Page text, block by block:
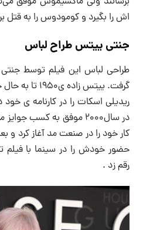
اش را بگیرد و کومودوس را به قتل
جنتی ییتس طراح لباس
طراحی لباس این فیلم توسط
گرفت. ییتس
ریدیلی اسکات را در کارنامه ی
در سال۲۰۰۰ موفق به کسب
کار خود را در صنعت مد آغاز کرد و
رقم زد .